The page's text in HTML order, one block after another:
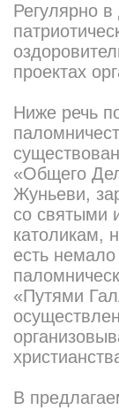
Регулярно
проектах
Ниже речь
«Общего
Жуньеви,
со святыми
католикам,
есть
«Путями
В